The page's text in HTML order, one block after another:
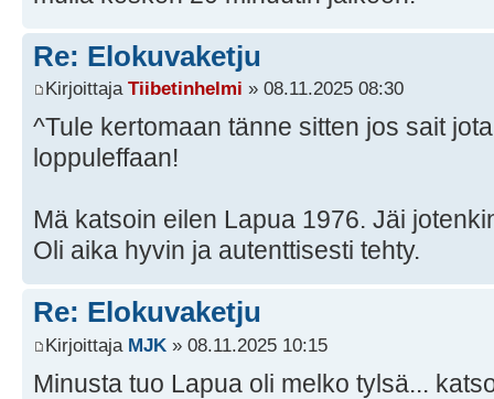
Re: Elokuvaketju
Kirjoittaja Tiibetinhelmi » 08.11.2025 08:30
^Tule kertomaan tänne sitten jos sait
loppuleffaan!
Mä katsoin eilen Lapua 1976. Jäi
Oli aika hyvin ja autenttisesti tehty.
Re: Elokuvaketju
Kirjoittaja MJK » 08.11.2025 10:15
Minusta tuo Lapua oli melko tylsä...